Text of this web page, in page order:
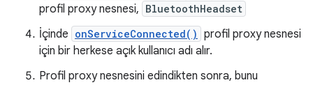
profil proxy nesnesi, BluetoothHeadset
İçinde onServiceConnected() profil proxy nesnesi
için bir herkese açık kullanıcı adı alır.
Profil proxy nesnesini edindikten sonra, bunu